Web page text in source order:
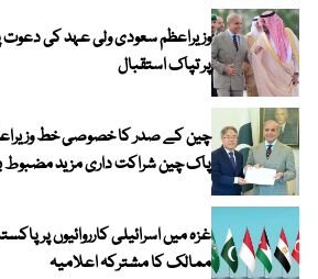
وزیراعظم سعودی ولی عہد کی
پر تپاک استقبال
چین کے صدر کا خصوصی خط
پاک چین شراکت داری مزید مضبوط
ممالک کا مشترکہ اعلامیہ